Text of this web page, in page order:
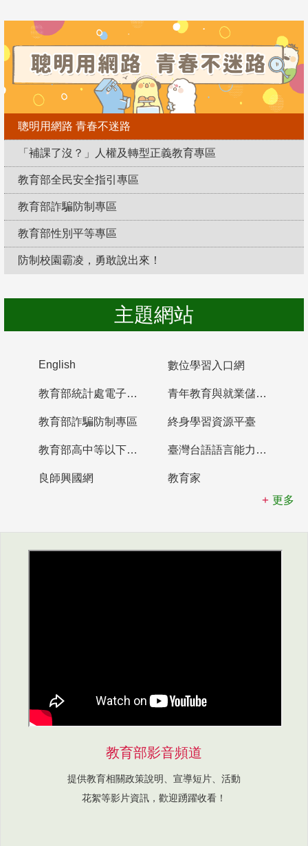
聰明用網路 青春不迷路
「補課了沒？」人權及轉型正義教育專區
教育部全民安全指引專區
教育部詐騙防制專區
教育部性別平等專區
防制校園霸凌，勇敢說出來！
主題網站
English 數位學習入口網
教育部統計處電子書櫃 青年教育與就業儲蓄帳戶
教育部詐騙防制專區 終身學習資源平臺
教育部高中等以下學校及幼兒園教師資格檢定考試 臺灣台語語言能力認證網站
良師興國網
教育家
更多
教育部影音頻道
提供教育相關政策說明、宣導短片、活動
花絮等影片資訊，歡迎踴躍收看！